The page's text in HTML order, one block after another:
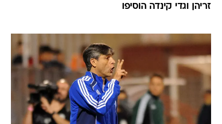
זריהן וגדי קינדה הוסיפו